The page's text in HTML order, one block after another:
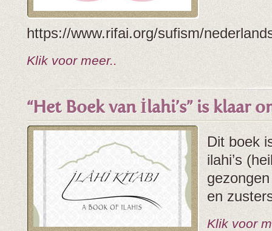
https://www.rifai.org/sufism/
Klik voor meer..
“Het Boek van İlahi’s” is klaar
Dit boek
ilahi’s
en
Klik voor